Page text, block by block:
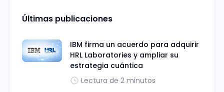
Últimas publicaciones
IBM firma un acuerdo para adquirir
HRL Laboratories y ampliar su
estrategia cuántica
Lectura de 2 minutos